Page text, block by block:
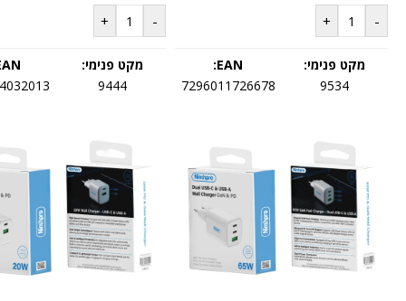
-
+
מקט פנימי:
9534
EAN:
7296011726678
-
+
מקט פנימי:
9444